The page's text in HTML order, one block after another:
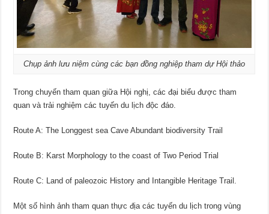
Chụp ảnh lưu niệm cùng các bạn đồng nghiệp tham dự Hội thảo
Trong chuyến tham quan giữa Hội nghị, các đại biểu được tham
quan và trải nghiệm các tuyến du lịch độc đáo.
Route A: The Longgest sea Cave Abundant biodiversity Trail
Route B: Karst Morphology to the coast of Two Period Trial
Route C: Land of paleozoic History and Intangible Heritage Trail.
Một số hình ảnh tham quan thực địa các tuyến du lịch trong vùng